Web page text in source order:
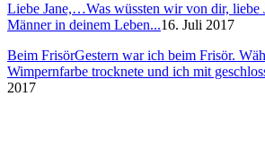
Liebe Jane,…Was wüssten wir von dir, liebe
Männer in deinem Leben...16. Juli 2017
Beim FrisörGestern war ich beim Frisör.
Wimpernfarbe trocknete und ich mit
2017